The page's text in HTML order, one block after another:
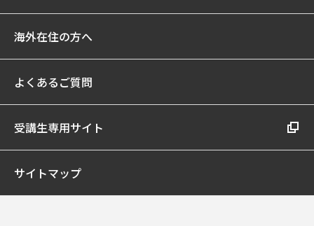
海外在住の方へ
よくあるご質問
受講生専用サイト
サイトマップ